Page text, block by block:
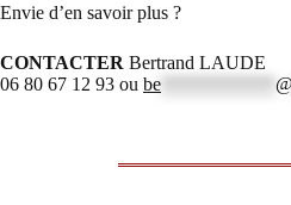
Envie d’en savoir plus ?
CONTACTER Bertrand LAUDE
06 80 67 12 93 ou be @